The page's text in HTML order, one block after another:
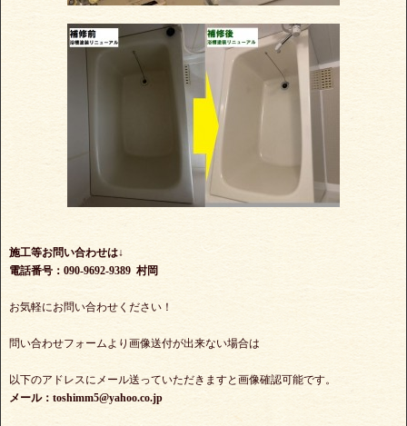
施工等お問い合わせは↓
電話番号：090-9692-9389 村岡
お気軽にお問い合わせください！
問い合わせフォームより画像送付が出来ない場合は
以下のアドレスにメール送っていただきますと画像確認可能です。
メール：toshimm5@yahoo.co.jp